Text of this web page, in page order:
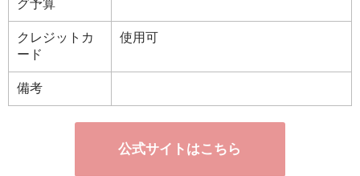
グ予算
クレジットカ
ード
使用可
備考
公式サイトはこちら